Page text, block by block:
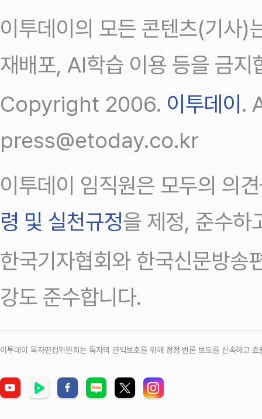
이투데이의 모든 콘텐츠(기사)
재배포, AI학습 이용 등을 금지
Copyright 2006. 이투데이 .
press@etoday.co.kr
이투데이 임직원은 모두의 의
령 및 실천규정을 제정, 준수하
한국기자협회와 한국신문방송
강도 준수합니다.
이투데이 독자편집위원회는 독자의 권익보호를 위해 정정‧반론 보도를 신속하고